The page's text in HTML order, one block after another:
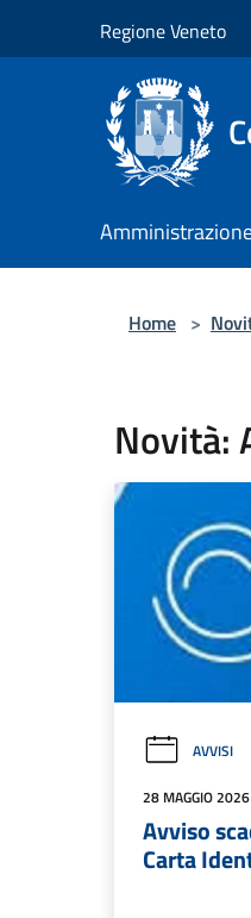
Regione Veneto
Home >
Novità:
AVVISI
28 MAGGIO 2026
Avviso
Carta